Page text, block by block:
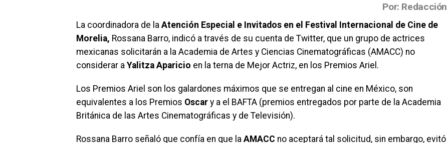
Por: Redacción
La coordinadora de la Atención Especial e Invitados en el Festival Internacional de Cine de
Morelia, Rossana Barro, indicó a través de su cuenta de Twitter, que un grupo de actrices
mexicanas solicitarán a la Academia de Artes y Ciencias Cinematográficas (AMACC) no
considerar a Yalitza Aparicio en la terna de Mejor Actriz, en los Premios Ariel.
Los Premios Ariel son los galardones máximos que se entregan al cine en México, son
equivalentes a los Premios Oscar y a el BAFTA (premios entregados por parte de la Academia
Británica de las Artes Cinematográficas y de Televisión).
Rossana Barro señaló que confía en que la AMACC no aceptará tal solicitud, sin embargo, evitó